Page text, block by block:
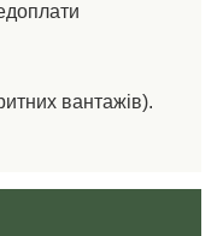
вантажів).